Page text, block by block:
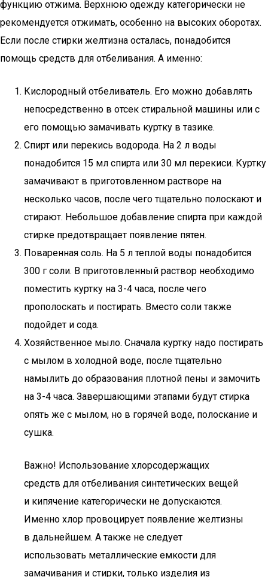
функцию отжима. Верхнюю одежду категорически не
рекомендуется отжимать, особенно на высоких оборотах.
Если после стирки желтизна осталась, понадобится
помощь средств для отбеливания. А именно:
Кислородный отбеливатель. Его можно добавлять
непосредственно в отсек стиральной машины или с
его помощью замачивать куртку в тазике.
Спирт или перекись водорода. На 2 л воды
понадобится 15 мл спирта или 30 мл перекиси. Куртку
замачивают в приготовленном растворе на
несколько часов, после чего тщательно полоскают и
стирают. Небольшое добавление спирта при каждой
стирке предотвращает появление пятен.
Поваренная соль. На 5 л теплой воды понадобится
300 г соли. В приготовленный раствор необходимо
поместить куртку на 3-4 часа, после чего
прополоскать и постирать. Вместо соли также
подойдет и сода.
Хозяйственное мыло. Сначала куртку надо постирать
с мылом в холодной воде, после тщательно
намылить до образования плотной пены и замочить
на 3-4 часа. Завершающими этапами будут стирка
опять же с мылом, но в горячей воде, полоскание и
сушка.
Важно! Использование хлорсодержащих
средств для отбеливания синтетических вещей
и кипячение категорически не допускаются.
Именно хлор провоцирует появление желтизны
в дальнейшем. А также не следует
использовать металлические емкости для
замачивания и стирки, только изделия из